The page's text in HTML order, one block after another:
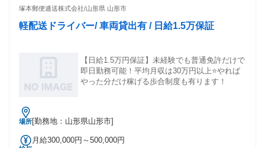
塚本郵便逓送株式会社/山形県 山形市
軽配送ドライバー/ 車両貸出有 / 日給1.5万保証
【日給1.5万円保証】未経験でも普通免許だけで
即日勤務可能！平均月収は30万円以上⭐️やれば
やった分だけ稼げる歩合制度も有ります！
場所[勤務地：山形県山形市]
月給300,000円～500,000円